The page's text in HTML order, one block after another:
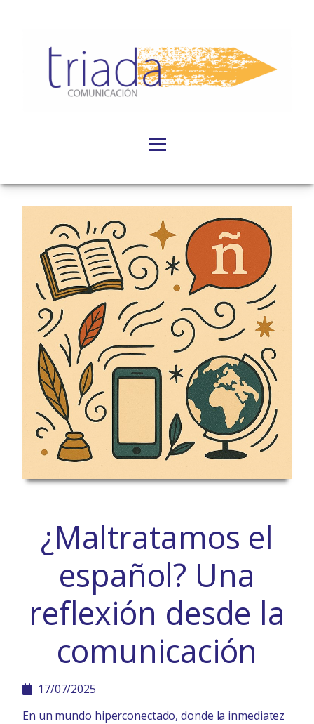
¿Maltratamos el
español? Una
reflexión desde la
comunicación
17/07/2025
En un mundo hiperconectado, donde la inmediatez